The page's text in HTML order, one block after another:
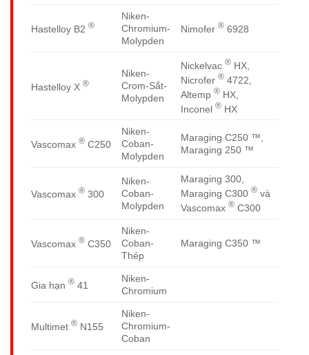
Hastelloy B2 ®
Niken-
Chromium-
Molypden
Nimofer® 6928
Hastelloy X ®
Niken-
Crom-Sắt-
Molypden
Nickelvac® HX,
Nicrofer® 4722,
Altemp® HX,
Inconel® HX
Vascomax ® C250
Niken-
Coban-
Molypden
Maraging C250 ™,
Maraging 250 ™
Vascomax ® 300
Niken-
Coban-
Molypden
Maraging 300,
Maraging C300® và
Vascomax® C300
Vascomax ® C350
Niken-
Coban-
Thép
Maraging C350 ™
Gia hạn ® 41
Niken-
Chromium
Multimet ® N155
Niken-
Chromium-
Coban